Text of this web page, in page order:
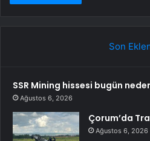
Son
SSR Mining hissesi bugün
Ağustos 6, 2026
Çorum’da
Ağustos 6, 2026